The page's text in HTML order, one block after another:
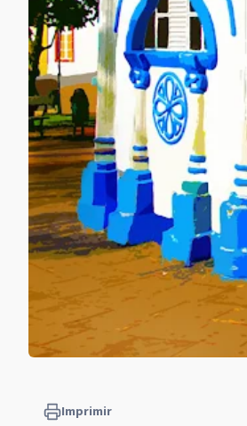
Imprimir